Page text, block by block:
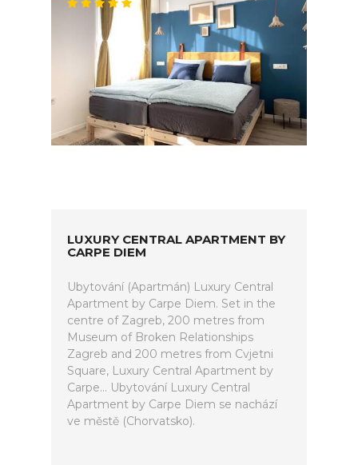
LUXURY CENTRAL APARTMENT BY
CARPE DIEM
Ubytování (Apartmán) Luxury Central
Apartment by Carpe Diem. Set in the
centre of Zagreb, 200 metres from
Museum of Broken Relationships
Zagreb and 200 metres from Cvjetni
Square, Luxury Central Apartment by
Carpe... Ubytování Luxury Central
Apartment by Carpe Diem se nachází
ve městě (Chorvatsko).